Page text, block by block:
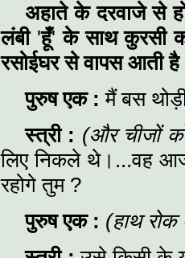
अहाते के दरवाजे से
लंबी 'हूँ'के साथ कुरसी
रसोईघर से वापस आती
पुरुष एक : मैं बस
स्त्री : (और चीजों
लिए निकले थे।...वह
रहोगे तुम ?
पुरुष एक : (हाथ